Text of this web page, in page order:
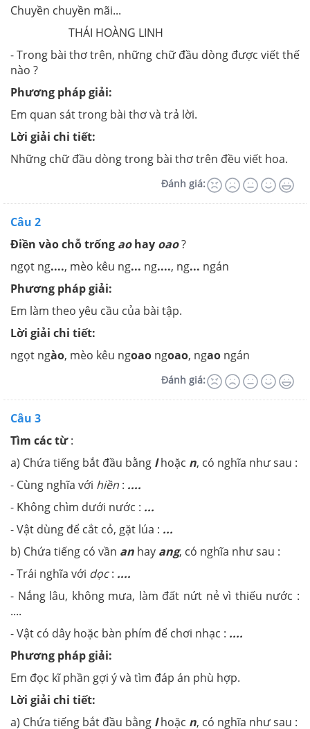
Chuyền chuyền mãi...
THÁI HOÀNG LINH
- Trong bài thơ trên, những chữ đầu dòng được viết thế
nào ?
Phương pháp giải:
Em quan sát trong bài thơ và trả lời.
Lời giải chi tiết:
Những chữ đầu dòng trong bài thơ trên đều viết hoa.
Đánh giá:
Câu 2
Điền vào chỗ trống aohay oao?
ngọt ng...., mèo kêu ng... ng...., ng... ngán
Phương pháp giải:
Em làm theo yêu cầu của bài tập.
Lời giải chi tiết:
ngọt ngào, mèo kêu ngoao ngoao, ngao ngán
Đánh giá:
Câu 3
Tìm các từ:
a) Chứa tiếng bắt đầu bằng l hoặc n, có nghĩa như sau :
- Cùng nghĩa với hiền : ....
- Không chìm dưới nước : ...
- Vật dùng để cắt cỏ, gặt lúa : ...
b) Chứa tiếng có vần an hay ang, có nghĩa như sau :
- Trái nghĩa với dọc: ....
- Nắng lâu, không mưa, làm đất nứt nẻ vì thiếu nước :
....
- Vật có dây hoặc bàn phím để chơi nhạc : ....
Phương pháp giải:
Em đọc kĩ phần gợi ý và tìm đáp án phù hợp.
Lời giải chi tiết:
a) Chứa tiếng bắt đầu bằng l hoặc n, có nghĩa như sau :